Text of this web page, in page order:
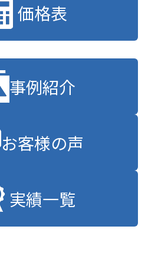
価格表
事例紹介
お客様の声
実績一覧